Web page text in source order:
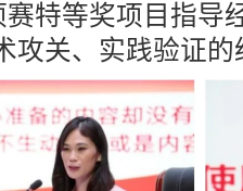
赛特等奖项目指
攻关、实践验证